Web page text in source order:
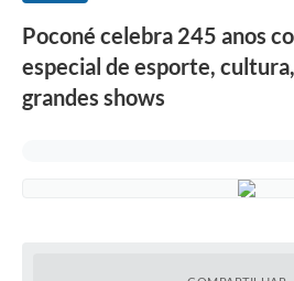
Poconé celebra 245 anos
especial de esporte,
grandes shows